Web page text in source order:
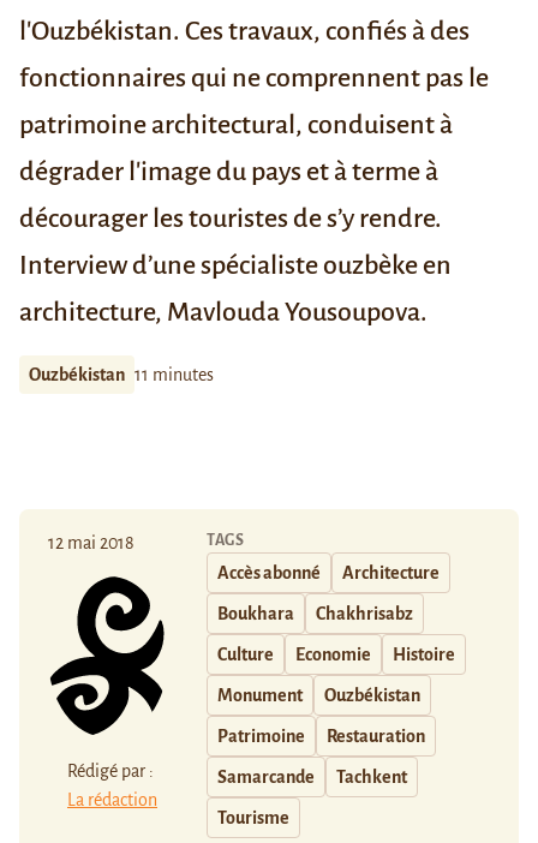
l'Ouzbékistan. Ces travaux, confiés à des
fonctionnaires qui ne comprennent pas le
patrimoine architectural, conduisent à
dégrader l'image du pays et à terme à
décourager les touristes de s’y rendre.
Interview d’une spécialiste ouzbèke en
architecture, Mavlouda Yousoupova.
Ouzbékistan 11 minutes
12 mai 2018
Rédigé par :
La rédaction
TAGS
Accès abonné Architecture
Boukhara Chakhrisabz
Culture Economie Histoire
Monument Ouzbékistan
Patrimoine Restauration
Samarcande Tachkent
Tourisme